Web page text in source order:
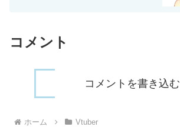
コメント
コメントを書き込む
ホーム Vtuber